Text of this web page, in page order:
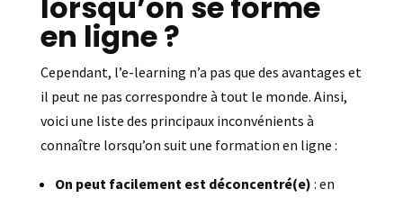
en ligne ?
Cependant, l’e-learning n’a pas que des avantages et
il peut ne pas correspondre à tout le monde. Ainsi,
voici une liste des principaux inconvénients à
connaître lorsqu’on suit une formation en ligne :
On peut facilement est déconcentré(e) : en